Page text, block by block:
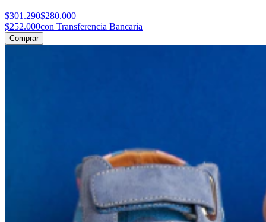
$301.290$280.000
$252.000con Transferencia Bancaria
Comprar